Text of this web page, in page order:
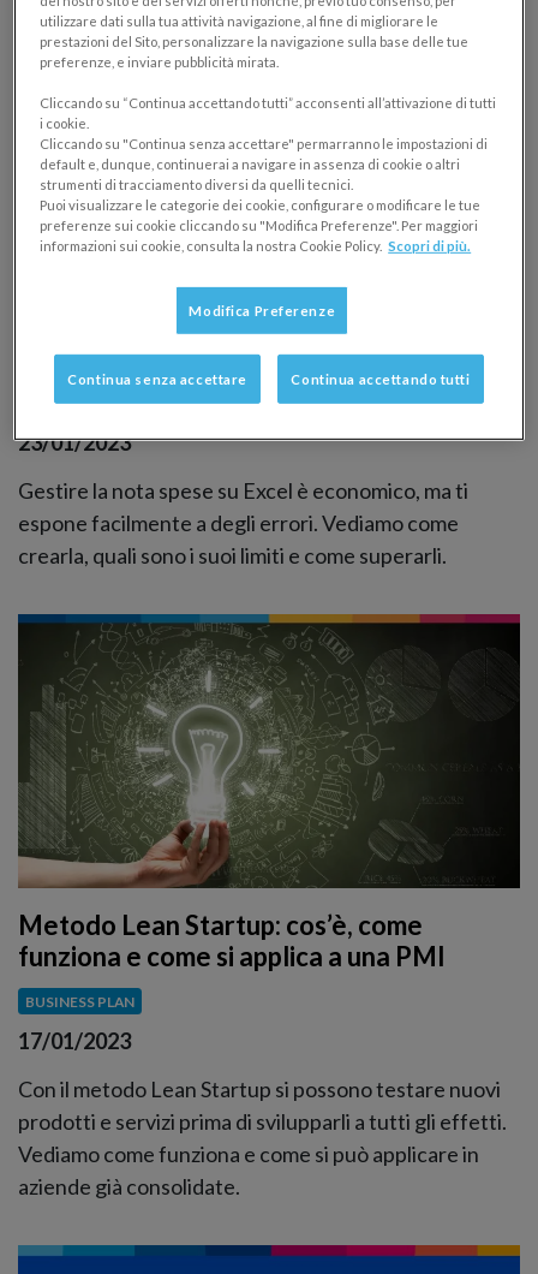
Nota spese su Excel: come si crea e quali
sono i suoi limiti
GESTIONE DIPENDENTI NOTA SPESE E RIMBORSI
23/01/2023
Gestire la nota spese su Excel è economico, ma ti
espone facilmente a degli errori. Vediamo come
crearla, quali sono i suoi limiti e come superarli.
Metodo Lean Startup: cos’è, come
funziona e come si applica a una PMI
BUSINESS PLAN
17/01/2023
Con il metodo Lean Startup si possono testare nuovi
prodotti e servizi prima di svilupparli a tutti gli effetti.
Vediamo come funziona e come si può applicare in
aziende già consolidate.
utilizzare dati sulla tua attività navigazione, al fine di migliorare le
prestazioni del Sito, personalizzare la navigazione sulla base delle tue
preferenze, e inviare pubblicità mirata.
Cliccando su “Continua accettando tutti” acconsenti all’attivazione di tutti
i cookie.
Cliccando su "Continua senza accettare" permarranno le impostazioni di
default e, dunque, continuerai a navigare in assenza di cookie o altri
strumenti di tracciamento diversi da quelli tecnici.
Puoi visualizzare le categorie dei cookie, configurare o modificare le tue
preferenze sui cookie cliccando su "Modifica Preferenze". Per maggiori
informazioni sui cookie, consulta la nostra Cookie Policy. Scopri di più.
Modifica Preferenze
Continua senza accettare Continua accettando tutti